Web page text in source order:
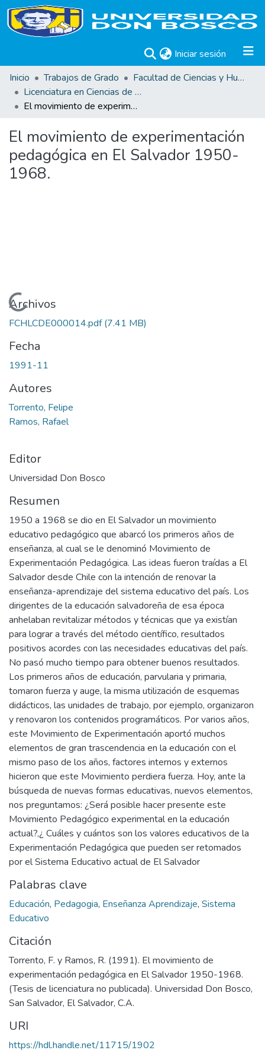
Iniciar sesión (current)
Inicio
Trabajos de Grado
Facultad de Ciencias y Humanidades
Licenciatura en Ciencias de la Educación
El movimiento de experimentación pedagógica en El Salvador 1950-1968.
El movimiento de experimentación
pedagógica en El Salvador 1950-
1968.
Cargando...
Archivos
FCHLCDE000014.pdf(7.41 MB)
Fecha
1991-11
Autores
Torrento, Felipe
Ramos, Rafael
Editor
Universidad Don Bosco
Resumen
1950 a 1968 se dio en El Salvador un movimiento
educativo pedagógico que abarcó los primeros años de
enseñanza, al cual se le denominó Movimiento de
Experimentación Pedagógica. Las ideas fueron traídas a El
Salvador desde Chile con la intención de renovar la
enseñanza-aprendizaje del sistema educativo del país. Los
dirigentes de la educación salvadoreña de esa época
anhelaban revitalizar métodos y técnicas que ya existían
para lograr a través del método científico, resultados
positivos acordes con las necesidades educativas del país.
No pasó mucho tiempo para obtener buenos resultados.
Los primeros años de educación, parvularia y primaria,
tomaron fuerza y auge, la misma utilización de esquemas
didácticos, las unidades de trabajo, por ejemplo, organizaron
y renovaron los contenidos programáticos. Por varios años,
este Movimiento de Experimentación aportó muchos
elementos de gran trascendencia en la educación con el
mismo paso de los años, factores internos y externos
hicieron que este Movimiento perdiera fuerza. Hoy, ante la
búsqueda de nuevas formas educativas, nuevos elementos,
nos preguntamos: ¿Será posible hacer presente este
Movimiento Pedagógico experimental en la educación
actual?,¿ Cuáles y cuántos son los valores educativos de la
Experimentación Pedagógica que pueden ser retomados
por el Sistema Educativo actual de El Salvador
Palabras clave
Educación, Pedagogia, Enseñanza Aprendizaje, Sistema
Educativo
Citación
Torrento, F. y Ramos, R. (1991). El movimiento de
experimentación pedagógica en El Salvador 1950-1968.
(Tesis de licenciatura no publicada). Universidad Don Bosco,
San Salvador, El Salvador, C.A.
URI
https://hdl.handle.net/11715/1902